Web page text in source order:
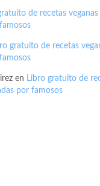
de recetas veganas
gratuito de recetas
en Libro gratuito de
por famosos